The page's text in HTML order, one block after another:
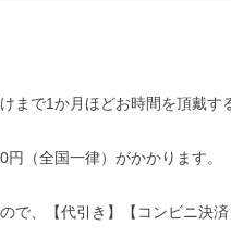
まで1か月ほどお時間を頂戴す
（全国一律）がかかります。
で、【代引き】【コンビニ決済